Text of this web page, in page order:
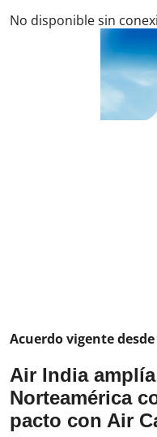
No disponible sin
Acuerdo vigente
Air India
Norteamérica
pacto con Air